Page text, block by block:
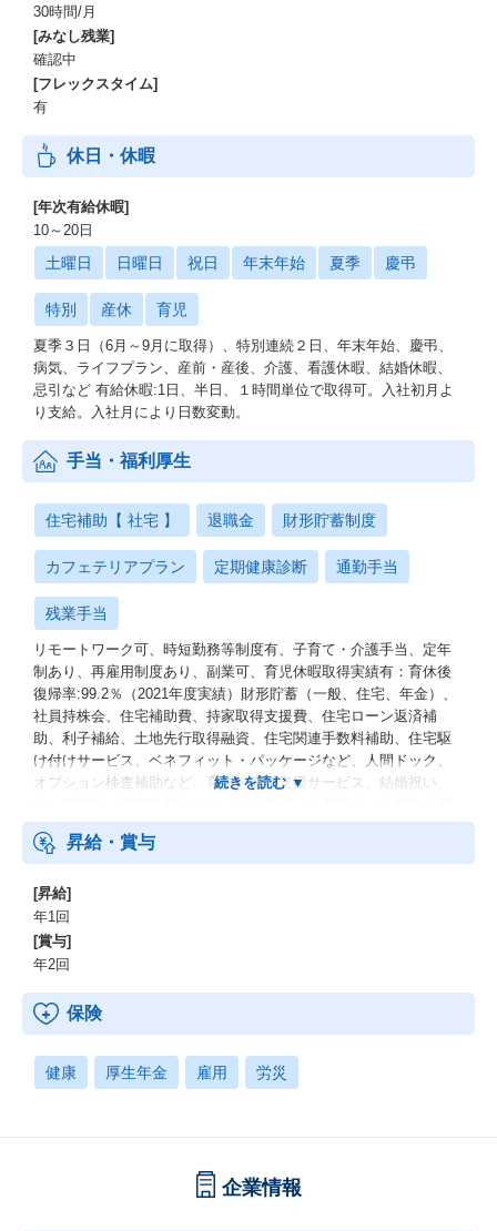
30時間/月
[みなし残業]
確認中
[フレックスタイム]
有
休日・休暇
[年次有給休暇]
10～20日
土曜日 日曜日 祝日 年末年始 夏季 慶弔
特別 産休 育児
夏季３日（6月～9月に取得）、特別連続２日、年末年始、慶弔、
病気、ライフプラン、産前・産後、介護、看護休暇、結婚休暇、
忌引など 有給休暇:1日、半日、１時間単位で取得可。入社初月よ
り支給。入社月により日数変動。
手当・福利厚生
住宅補助【 社宅 】 退職金 財形貯蓄制度
カフェテリアプラン 定期健康診断 通勤手当
残業手当
リモートワーク可、時短勤務等制度有、子育て・介護手当、定年
制あり、再雇用制度あり、副業可、育児休暇取得実績有：育休後
復帰率:99.2％（2021年度実績）財形貯蓄（一般、住宅、年金）、
社員持株会、住宅補助費、持家取得支援費、住宅ローン返済補
助、利子補給、土地先行取得融資、住宅関連手数料補助、住宅駆
け付けサービス、ベネフィット・パッケージなど、人間ドック、
オプション検査補助など、育児・介護支援サービス、結婚祝い
金、確定拠出年金）、電気通信共済会(個人年金、遺児育英基金)
昇給・賞与
[昇給]
年1回
[賞与]
年2回
保険
健康 厚生年金 雇用 労災
企業情報